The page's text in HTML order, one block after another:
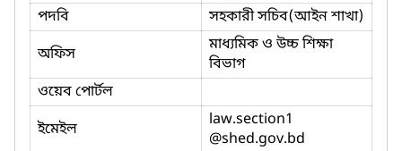
পদবি
সহকারী সচিব(আইন শাখা)
অফিস
মাধ্যমিক ও উচ্চ শিক্ষা
বিভাগ
ওয়েব পোর্টল
ইমেইল
law.section1
@shed.gov.bd